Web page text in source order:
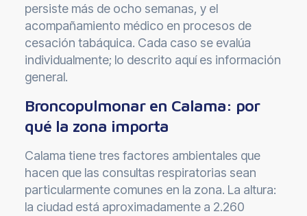
persiste más de ocho semanas, y el
acompañamiento médico en procesos de
cesación tabáquica. Cada caso se evalúa
individualmente; lo descrito aquí es información
general.
Broncopulmonar en Calama: por
qué la zona importa
Calama tiene tres factores ambientales que
hacen que las consultas respiratorias sean
particularmente comunes en la zona. La altura:
la ciudad está aproximadamente a 2.260